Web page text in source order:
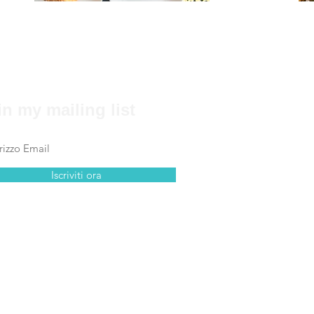
Iscriviti ora